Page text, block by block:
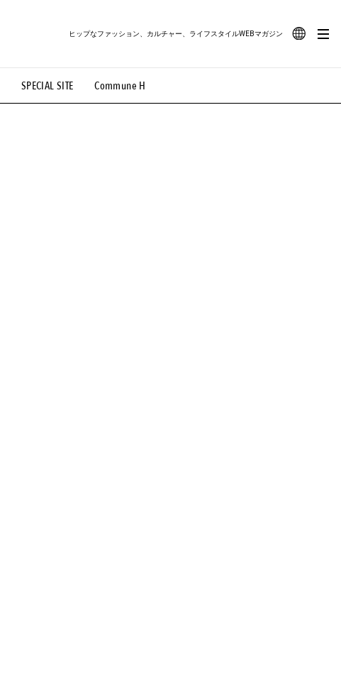
SPECIAL SITE Commune H
ヒップなファッション、カルチャー、ライフスタイルWEBマガジン
#路地裏てぃーん。 #MONTHLY JOURNAL
#MOVIE #LIFESTYLE #SNEAKER #OUTDOOR